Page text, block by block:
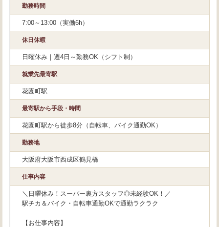
勤務時間
7:00～13:00（実働6h）
休日休暇
日曜休み｜週4日～勤務OK（シフト制）
就業先最寄駅
花園町駅
最寄駅から手段・時間
花園町駅から徒歩8分（自転車、バイク通勤OK）
勤務地
大阪府大阪市西成区鶴見橋
仕事内容
＼日曜休み！スーパー裏方スタッフ◎未経験OK！／
駅チカ＆バイク・自転車通勤OKで通勤ラクラク
【お仕事内容】